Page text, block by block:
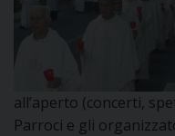
all’aperto (concerti,
Parroci e gli